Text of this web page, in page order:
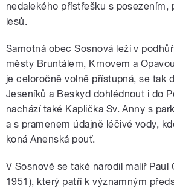
nedalekého přístřešku s posezením,
lesů.
Samotná obec Sosnová leží v
městy Bruntálem, Krnovem a
je celoročně volně přístupná, se tak
Jeseníků a Beskyd dohlédnout i do
nachází také Kaplička Sv. Anny s
a s pramenem údajně léčivé vody,
koná Anenská pouť.
V Sosnové se také narodil malíř Paul
1951), který patří k významným